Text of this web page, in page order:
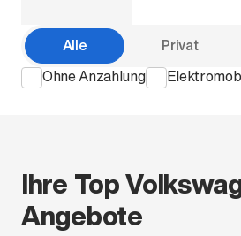
Alle Privat
Ohne Anzahlung
Ihre Top
Angebote